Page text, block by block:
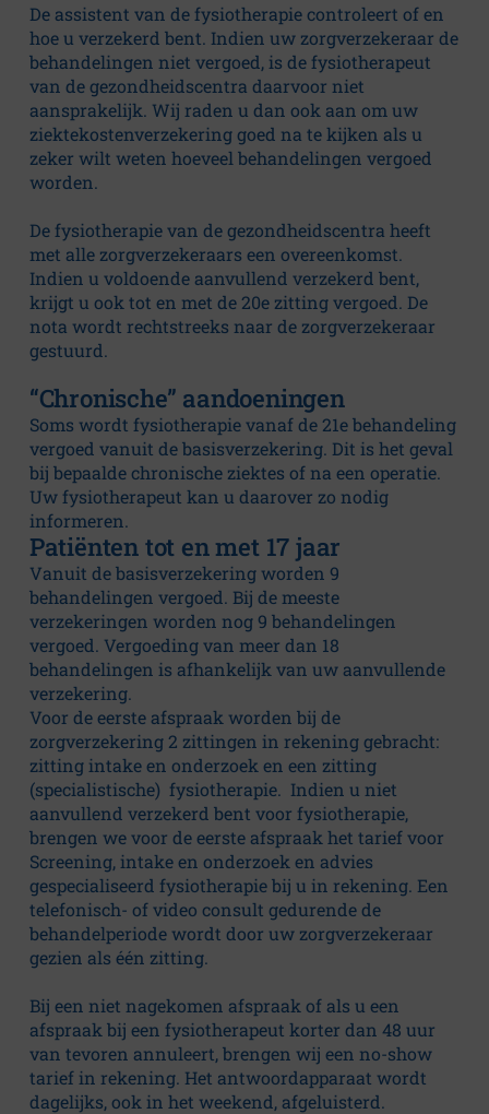
u
m
Practice
The
treatment
Team
Rates
Fees
Specializations
Information
for
Referring
Physicians
De assistent van de fysiotherapie controleert of en
hoe u verzekerd bent. Indien uw zorgverzekeraar de
behandelingen niet vergoed, is de fysiotherapeut
van de gezondheidscentra daarvoor niet
aansprakelijk. Wij raden u dan ook aan om uw
ziektekostenverzekering goed na te kijken als u
zeker wilt weten hoeveel behandelingen vergoed
worden.
De fysiotherapie van de gezondheidscentra heeft
met alle zorgverzekeraars een overeenkomst.
Indien u voldoende aanvullend verzekerd bent,
krijgt u ook tot en met de 20e zitting vergoed. De
nota wordt rechtstreeks naar de zorgverzekeraar
gestuurd.
“Chronische” aandoeningen
Soms wordt fysiotherapie vanaf de 21e behandeling
vergoed vanuit de basisverzekering. Dit is het geval
bij bepaalde chronische ziektes of na een operatie.
Uw fysiotherapeut kan u daarover zo nodig
informeren.
Patiënten tot en met 17 jaar
Vanuit de basisverzekering worden 9
behandelingen vergoed. Bij de meeste
verzekeringen worden nog 9 behandelingen
vergoed. Vergoeding van meer dan 18
behandelingen is afhankelijk van uw aanvullende
verzekering.
Voor de eerste afspraak worden bij de
zorgverzekering 2 zittingen in rekening gebracht:
zitting intake en onderzoek en een zitting
(specialistische) fysiotherapie. Indien u niet
aanvullend verzekerd bent voor fysiotherapie,
brengen we voor de eerste afspraak het tarief voor
Screening, intake en onderzoek en advies
gespecialiseerd fysiotherapie bij u in rekening. Een
telefonisch- of video consult gedurende de
behandelperiode wordt door uw zorgverzekeraar
gezien als één zitting.
Bij een niet nagekomen afspraak of als u een
afspraak bij een fysiotherapeut korter dan 48 uur
van tevoren annuleert, brengen wij een no-show
tarief in rekening. Het antwoordapparaat wordt
dagelijks, ook in het weekend, afgeluisterd.